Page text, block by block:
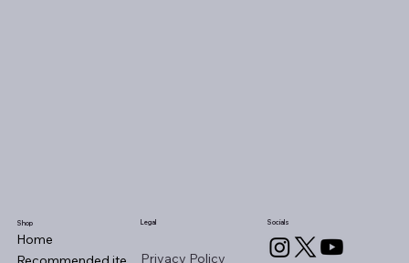
Shop
Home
Legal
Privacy Policy
Socials